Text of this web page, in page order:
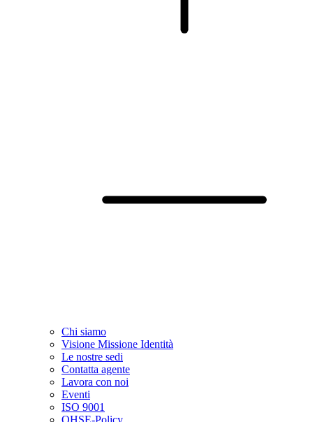
Chi siamo
Visione Missione Identità
Le nostre sedi
Contatta agente
Lavora con noi
Eventi
ISO 9001